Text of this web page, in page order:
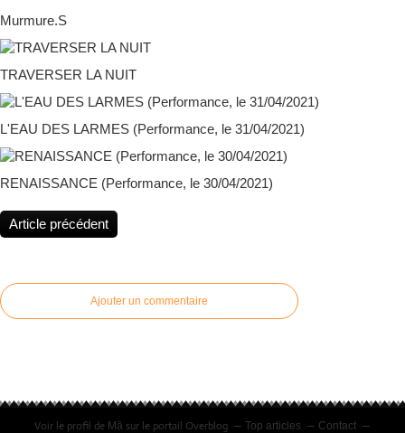
Murmure.S
TRAVERSER LA NUIT
L'EAU DES LARMES (Performance, le 31/04/2021)
RENAISSANCE (Performance, le 30/04/2021)
Article précédent
Ajouter un commentaire
Voir le profil de Mā sur le portail Overblog Top articles Contact